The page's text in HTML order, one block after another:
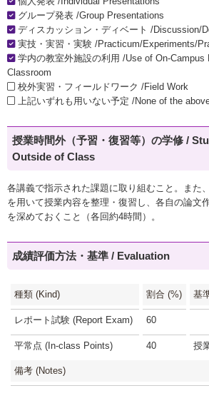
グループ発表 /Group Presentations
ディスカッション・ディベート /Discussion/
実技・実習・実験 /Practicum/Experiments/
学内の教室外施設の利用 /Use of On-Campus
Classroom
校外実習・フィールドワーク /Field Work
上記いずれも用いない予定 /None of the
授業時間外（予習・復習等）の学修 /
Outside of Class
各講義で指示された課題に取り組むこと。また
を用いて授業内容を整理・復習し、各自の論文
を深めておくこと（各回約4時間）。
成績評価方法・基準 / Evaluation
種類 (Kind) 割合 (%) 基
レポート試験 (Report Exam) 60
平常点 (In-class Points) 40 授
備考 (Notes)